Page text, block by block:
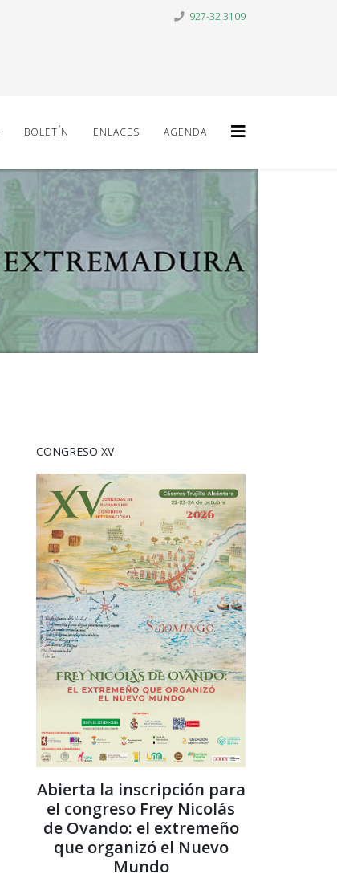
927-32 3109
BOLETÍN ENLACES AGENDA
CONGRESO XV
Abierta la inscripción para
el congreso Frey Nicolás
de Ovando: el extremeño
que organizó el Nuevo
Mundo